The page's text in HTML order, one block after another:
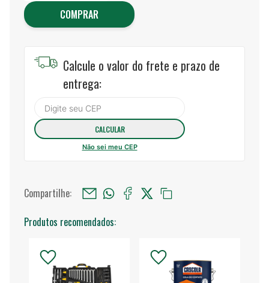
COMPRAR
Calcule o valor do frete e prazo de
entrega:
Não sei meu CEP
Compartilhe:
Produtos recomendados: